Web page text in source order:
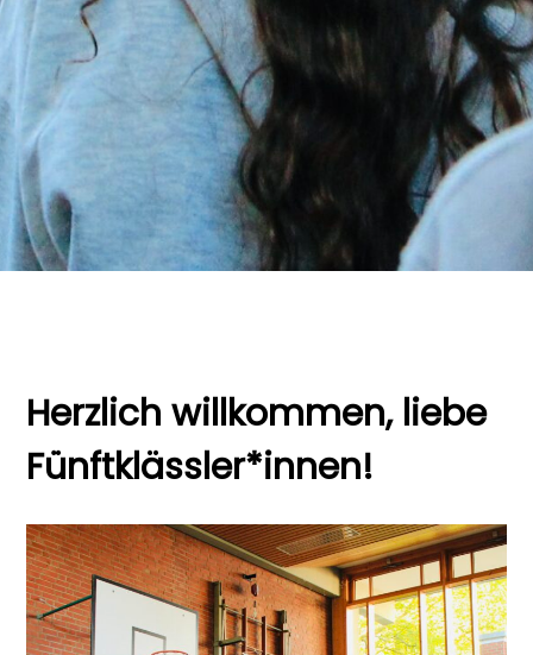
Herzlich willkommen, liebe
Fünftklässler*innen!